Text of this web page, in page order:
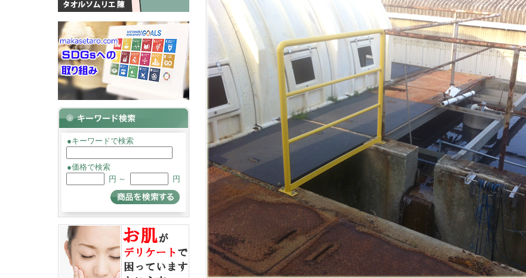
●キーワードで検索
●価格で検索
円 ～
円